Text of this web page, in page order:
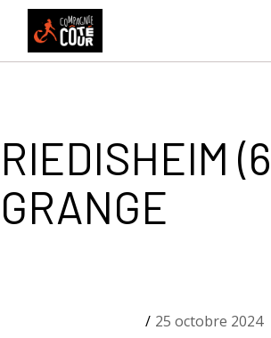
Skip
content
RIEDISHEIM
GRANGE
25 octobre 2024